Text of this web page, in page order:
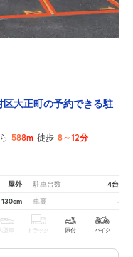
大正町の予約できる駐
588m 徒歩 8～12分
屋外 駐車台数 4台
130cm 車高 -
大型車 トラック 原付 バイク